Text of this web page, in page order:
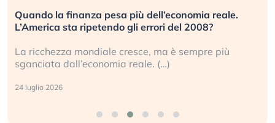
la finanza pesa più dell’economia reale.
sta ripetendo gli errori del 2008?
ricchezza mondiale cresce, ma è sempre più
dall’economia reale. (…)
2026